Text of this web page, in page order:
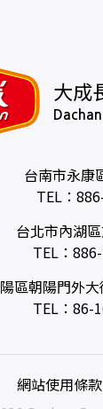
大成
台南市永康
TEL：
台北市內湖
TEL：
區朝陽門外
TEL： 86-
網站使用條款